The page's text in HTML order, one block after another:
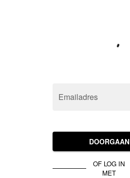
Emailadres
DOORGAAN
OF LOG IN
MET